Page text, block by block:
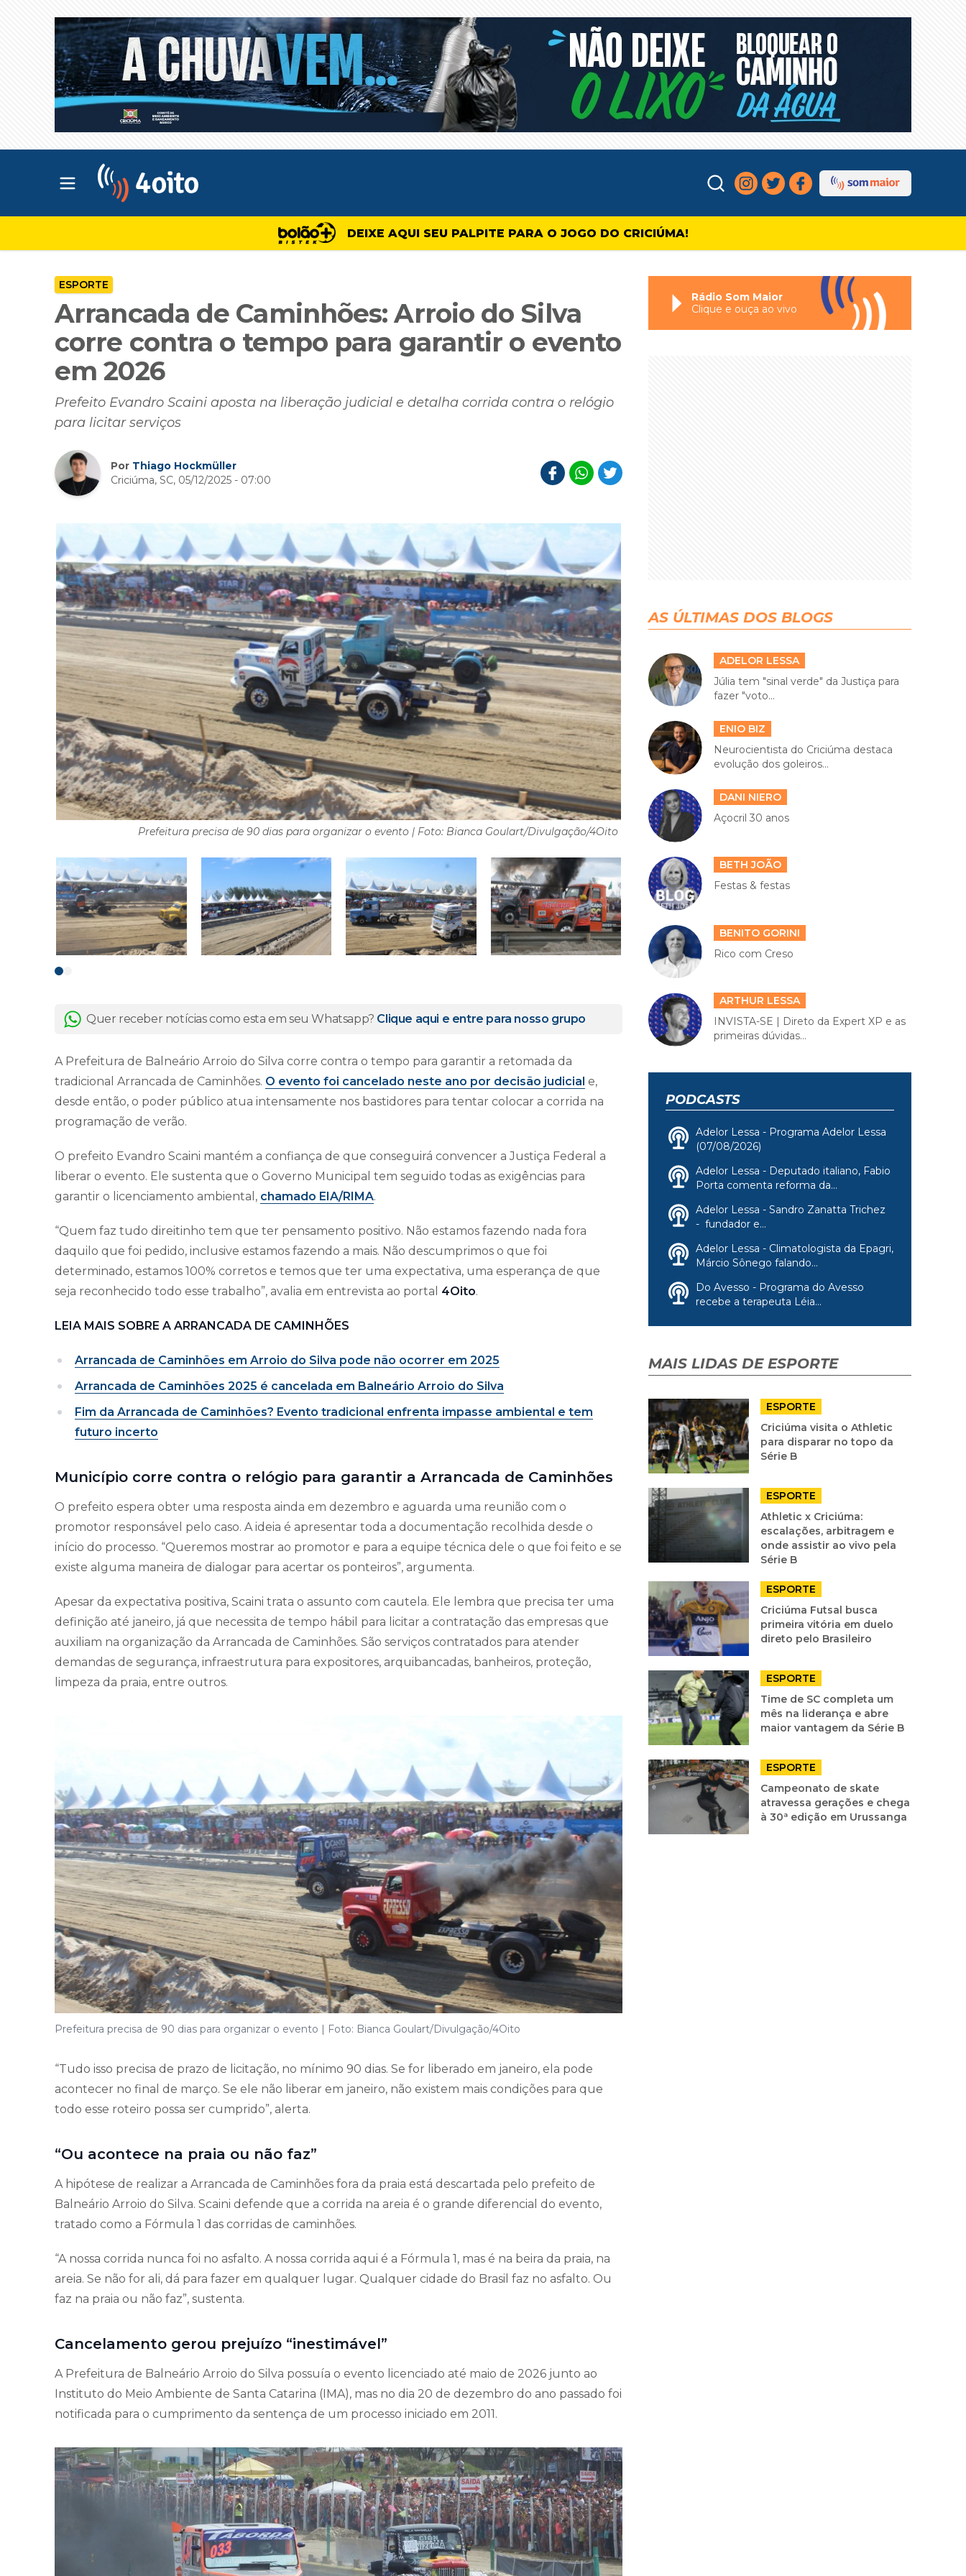
Abrir menu principal
DEIXE AQUI SEU PALPITE PARA O JOGO DO CRICIÚMA!
ESPORTE
Arrancada de Caminhões: Arroio do Silva
corre contra o tempo para garantir o evento
em 2026
Prefeito Evandro Scaini aposta na liberação judicial e detalha corrida contra o relógio
para licitar serviços
Por Thiago Hockmüller
Criciúma, SC, 05/12/2025 - 07:00
Prefeitura precisa de 90 dias para organizar o evento | Foto: Bianca Goulart/Divulgação/4Oito
Quer receber notícias como esta em seu Whatsapp? Clique aqui e entre para nosso grupo
A Prefeitura de Balneário Arroio do Silva corre contra o tempo para garantir a retomada da
tradicional Arrancada de Caminhões. O evento foi cancelado neste ano por decisão judicial e,
desde então, o poder público atua intensamente nos bastidores para tentar colocar a corrida na
programação de verão.
O prefeito Evandro Scaini mantém a confiança de que conseguirá convencer a Justiça Federal a
liberar o evento. Ele sustenta que o Governo Municipal tem seguido todas as exigências para
garantir o licenciamento ambiental, chamado EIA/RIMA.
“Quem faz tudo direitinho tem que ter pensamento positivo. Não estamos fazendo nada fora
daquilo que foi pedido, inclusive estamos fazendo a mais. Não descumprimos o que foi
determinado, estamos 100% corretos e temos que ter uma expectativa, uma esperança de que
seja reconhecido todo esse trabalho”, avalia em entrevista ao portal 4Oito.
LEIA MAIS SOBRE A ARRANCADA DE CAMINHÕES
Arrancada de Caminhões em Arroio do Silva pode não ocorrer em 2025
Arrancada de Caminhões 2025 é cancelada em Balneário Arroio do Silva
Fim da Arrancada de Caminhões? Evento tradicional enfrenta impasse ambiental e tem
futuro incerto
Município corre contra o relógio para garantir a Arrancada de Caminhões
O prefeito espera obter uma resposta ainda em dezembro e aguarda uma reunião com o
promotor responsável pelo caso. A ideia é apresentar toda a documentação recolhida desde o
início do processo. “Queremos mostrar ao promotor e para a equipe técnica dele o que foi feito e se
existe alguma maneira de dialogar para acertar os ponteiros”, argumenta.
Apesar da expectativa positiva, Scaini trata o assunto com cautela. Ele lembra que precisa ter uma
definição até janeiro, já que necessita de tempo hábil para licitar a contratação das empresas que
auxiliam na organização da Arrancada de Caminhões. São serviços contratados para atender
demandas de segurança, infraestrutura para expositores, arquibancadas, banheiros, proteção,
limpeza da praia, entre outros.
Prefeitura precisa de 90 dias para organizar o evento | Foto: Bianca Goulart/Divulgação/4Oito
“Tudo isso precisa de prazo de licitação, no mínimo 90 dias. Se for liberado em janeiro, ela pode
acontecer no final de março. Se ele não liberar em janeiro, não existem mais condições para que
todo esse roteiro possa ser cumprido”, alerta.
“Ou acontece na praia ou não faz”
A hipótese de realizar a Arrancada de Caminhões fora da praia está descartada pelo prefeito de
Balneário Arroio do Silva. Scaini defende que a corrida na areia é o grande diferencial do evento,
tratado como a Fórmula 1 das corridas de caminhões.
“A nossa corrida nunca foi no asfalto. A nossa corrida aqui é a Fórmula 1, mas é na beira da praia, na
areia. Se não for ali, dá para fazer em qualquer lugar. Qualquer cidade do Brasil faz no asfalto. Ou
faz na praia ou não faz”, sustenta.
Cancelamento gerou prejuízo “inestimável”
A Prefeitura de Balneário Arroio do Silva possuía o evento licenciado até maio de 2026 junto ao
Instituto do Meio Ambiente de Santa Catarina (IMA), mas no dia 20 de dezembro do ano passado foi
notificada para o cumprimento da sentença de um processo iniciado em 2011.
Rádio Som Maior
Clique e ouça ao vivo
AS ÚLTIMAS DOS BLOGS
ADELOR LESSA
Júlia tem "sinal verde" da Justiça para
fazer "voto...
ENIO BIZ
Neurocientista do Criciúma destaca
evolução dos goleiros...
DANI NIERO
Açocril 30 anos
BETH JOÃO
Festas & festas
BENITO GORINI
Rico com Creso
ARTHUR LESSA
INVISTA-SE | Direto da Expert XP e as
primeiras dúvidas...
PODCASTS
Adelor Lessa - Programa Adelor Lessa
(07/08/2026)
Adelor Lessa - Deputado italiano, Fabio
Porta comenta reforma da...
Adelor Lessa - Sandro Zanatta Trichez
- fundador e...
Adelor Lessa - Climatologista da Epagri,
Márcio Sônego falando...
Do Avesso - Programa do Avesso
recebe a terapeuta Léia...
MAIS LIDAS DE ESPORTE
ESPORTE
Criciúma visita o Athletic
para disparar no topo da
Série B
ESPORTE
Athletic x Criciúma:
escalações, arbitragem e
onde assistir ao vivo pela
Série B
ESPORTE
Criciúma Futsal busca
primeira vitória em duelo
direto pelo Brasileiro
ESPORTE
Time de SC completa um
mês na liderança e abre
maior vantagem da Série B
ESPORTE
Campeonato de skate
atravessa gerações e chega
à 30ª edição em Urussanga